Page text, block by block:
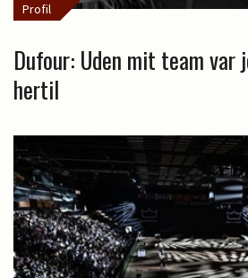
Profil
Dufour: Uden mit team
hertil